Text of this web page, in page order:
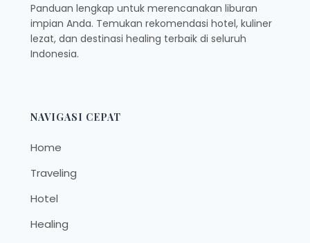
Panduan lengkap untuk merencanakan liburan
impian Anda. Temukan rekomendasi hotel, kuliner
lezat, dan destinasi healing terbaik di seluruh
Indonesia.
NAVIGASI CEPAT
Home
Traveling
Hotel
Healing